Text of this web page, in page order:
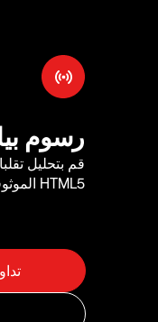
رسوم
قم بتحليل
HTML5 الموثوقة والسريعة عبر أكثر من 25 مؤشر